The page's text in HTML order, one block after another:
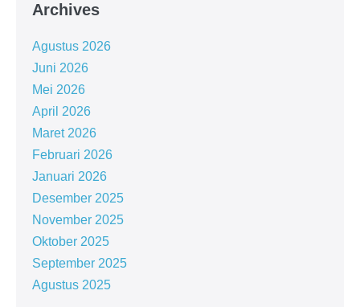
Archives
Agustus 2026
Juni 2026
Mei 2026
April 2026
Maret 2026
Februari 2026
Januari 2026
Desember 2025
November 2025
Oktober 2025
September 2025
Agustus 2025